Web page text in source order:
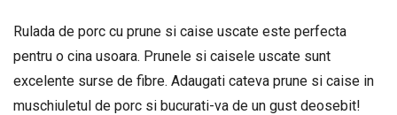
Rulada de porc cu prune si caise uscate este perfecta
pentru o cina usoara. Prunele si caisele uscate sunt
excelente surse de fibre. Adaugati cateva prune si caise in
muschiuletul de porc si bucurati-va de un gust deosebit!